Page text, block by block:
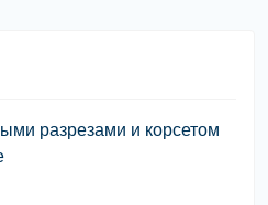
разрезами и корсетом